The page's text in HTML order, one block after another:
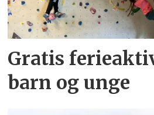
Gratis
barn og unge